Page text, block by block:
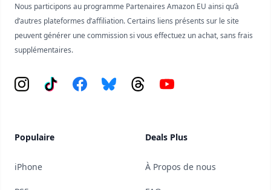
Nous participons au programme Partenaires Amazon EU ainsi qu’à
d’autres plateformes d’affiliation. Certains liens présents sur le site
peuvent générer une commission si vous effectuez un achat, sans frais
supplémentaires.
Instagram
Tiktok FacebookBlueskyThreadsYouTube
Populaire
iPhone
Deals Plus
À Propos de nous